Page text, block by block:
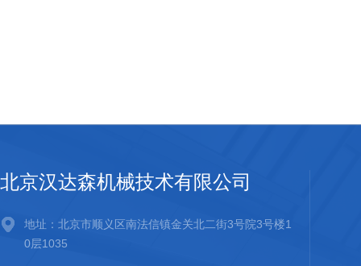
北京汉达森机械技术有限公司
地址：北京市顺义区南法信镇金关北二街3号院3号楼1
0层1035